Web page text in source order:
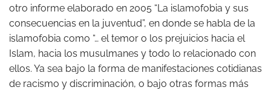
otro informe elaborado en 2005 “La islamofobia y sus
consecuencias en la juventud”, en donde se habla de la
islamofobia como “… el temor o los prejuicios hacia el
Islam, hacia los musulmanes y todo lo relacionado con
ellos. Ya sea bajo la forma de manifestaciones cotidianas
de racismo y discriminación, o bajo otras formas más